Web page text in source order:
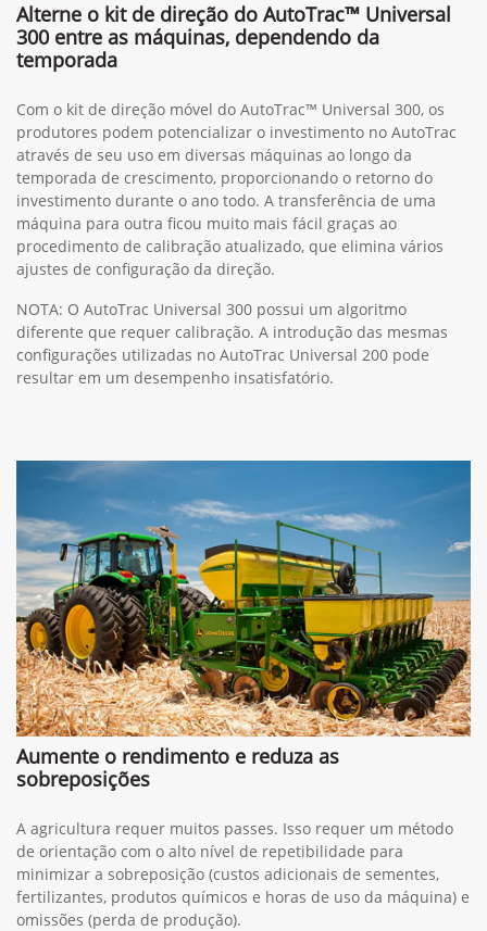
Alterne o kit de direção do AutoTrac™ Universal
300 entre as máquinas, dependendo da
temporada
Com o kit de direção móvel do AutoTrac™ Universal 300, os
produtores podem potencializar o investimento no AutoTrac
através de seu uso em diversas máquinas ao longo da
temporada de crescimento, proporcionando o retorno do
investimento durante o ano todo. A transferência de uma
máquina para outra ficou muito mais fácil graças ao
procedimento de calibração atualizado, que elimina vários
ajustes de configuração da direção.
NOTA: O AutoTrac Universal 300 possui um algoritmo
diferente que requer calibração. A introdução das mesmas
configurações utilizadas no AutoTrac Universal 200 pode
resultar em um desempenho insatisfatório.
Aumente o rendimento e reduza as
sobreposições
A agricultura requer muitos passes. Isso requer um método
de orientação com o alto nível de repetibilidade para
minimizar a sobreposição (custos adicionais de sementes,
fertilizantes, produtos químicos e horas de uso da máquina) e
omissões (perda de produção).